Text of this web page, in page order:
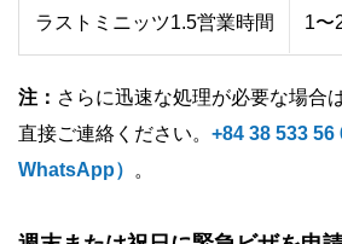
ラストミニッツ1.5営業時間 1〜
注： さらに迅速な処理が必要な場合
直接ご連絡ください。 +84 38 533 56
WhatsApp）
。